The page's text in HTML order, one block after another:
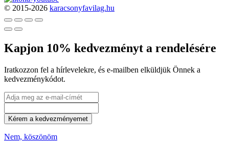
© 2015-2026 karacsonyfavilag.hu
Kapjon 10% kedvezményt a rendelésére
Iratkozzon fel a hírlevelekre, és e-mailben elküldjük Önnek a
kedvezménykódot.
Kérem a kedvezményemet
Nem, köszönöm